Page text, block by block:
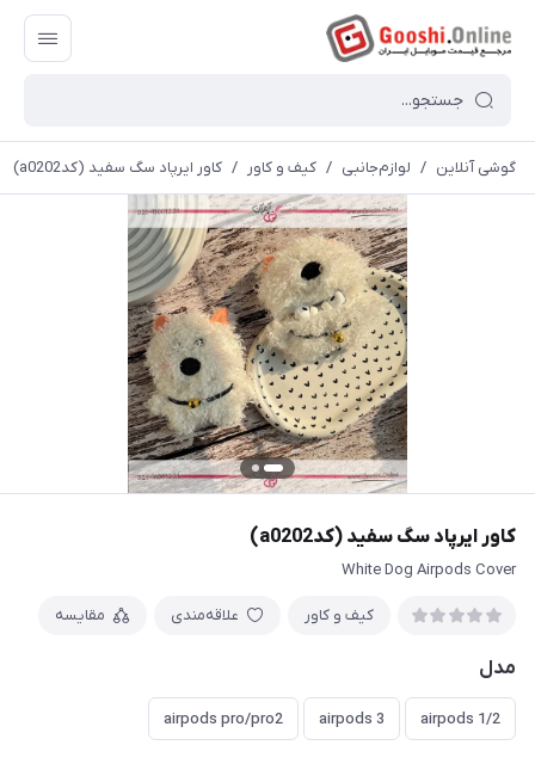
گوشی آنلاین / لوازم‌جانبی / کیف و کاور / کاور ایرپاد سگ سفید (کدa0202)
کاور ایرپاد سگ سفید (کدa0202)
White Dog Airpods Cover
کیف و کاور علاقه‌مندی مقایسه
مدل
airpods 1/2
airpods 3
airpods pro/pro2